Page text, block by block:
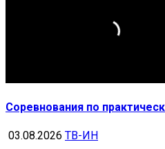
Соревнования по
03.08.2026 ТВ-ИН